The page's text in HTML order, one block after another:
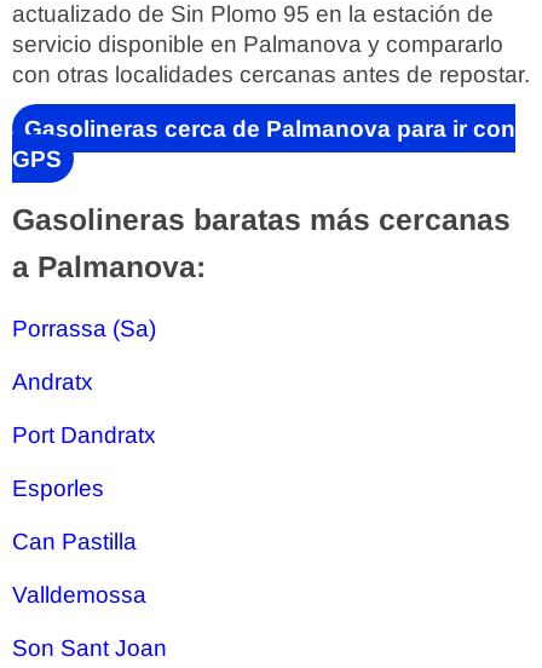
actualizado de Sin Plomo 95 en la estación de
servicio disponible en Palmanova y compararlo
con otras localidades cercanas antes de repostar.
Gasolineras cerca de Palmanova para ir con
GPS
Gasolineras baratas más cercanas
a Palmanova:
Porrassa (Sa)
Andratx
Port Dandratx
Esporles
Can Pastilla
Valldemossa
Son Sant Joan